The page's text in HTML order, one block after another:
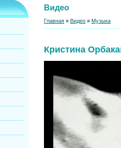
Видео
Главная » Видео » Музыка
Кристина